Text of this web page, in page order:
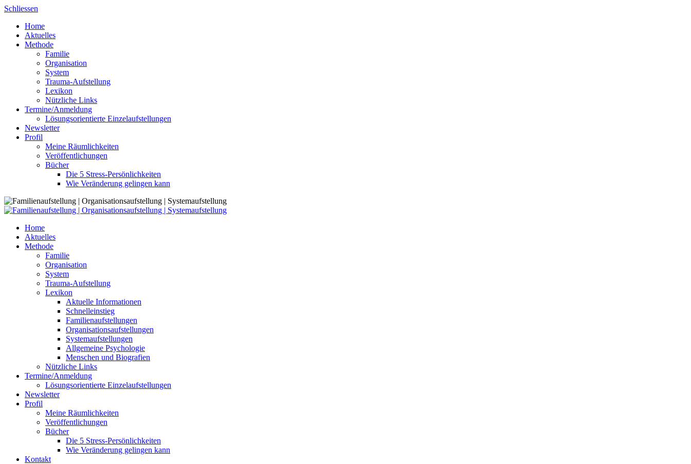
Skip
content
Schliessen
Home
Aktuelles
Methode
Familie
Organisation
System
Trauma-Aufstellung
Lexikon
Nützliche Links
Termine/Anmeldung
Lösungsorientierte Einzelaufstellungen
Newsletter
Profil
Meine Räumlichkeiten
Veröffentlichungen
Bücher
Die 5 Stress-Persönlichkeiten
Wie Veränderung gelingen kann
Home
Aktuelles
Methode
Familie
Organisation
System
Trauma-Aufstellung
Lexikon
Aktuelle Informationen
Schnelleinstieg
Familienaufstellungen
Organisationsaufstellungen
Systemaufstellungen
Allgemeine Psychologie
Menschen und Biografien
Nützliche Links
Termine/Anmeldung
Lösungsorientierte Einzelaufstellungen
Newsletter
Profil
Meine Räumlichkeiten
Veröffentlichungen
Bücher
Die 5 Stress-Persönlichkeiten
Wie Veränderung gelingen kann
Kontakt